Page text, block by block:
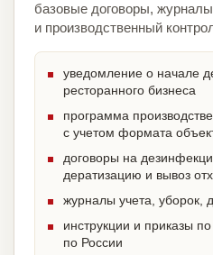
базовые договоры,
и производственный
уведомление о начале
ресторанного бизнеса
программа
с учетом формата
договоры на
дератизацию и вывоз
журналы учета, уборок,
инструкции и приказы
по России